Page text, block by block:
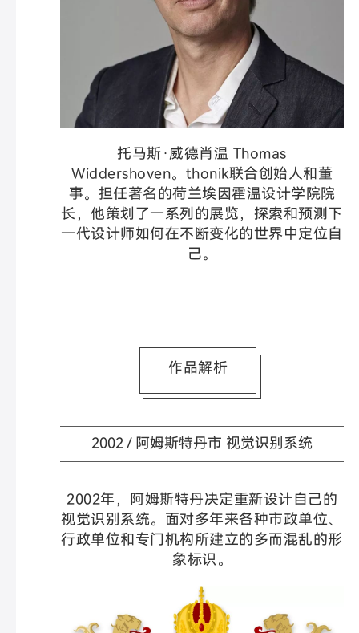
托马斯·威德肖温 Thomas
Widdershoven。thonik联合创始人和董
事。担任著名的荷兰埃因霍温设计学院院
长，他策划了一系列的展览，探索和预测下
一代设计师如何在不断变化的世界中定位自
己。
作品解析
2002 / 阿姆斯特丹市 视觉识别系统
2002年，阿姆斯特丹决定重新设计自己的
视觉识别系统。面对多年来各种市政单位、
行政单位和专门机构所建立的多而混乱的形
象标识。